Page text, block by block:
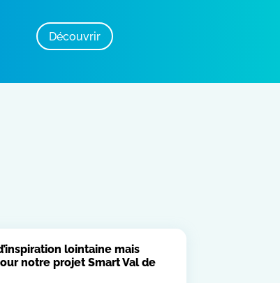
Découvrir
lointaine mais
notre projet Smart Val de